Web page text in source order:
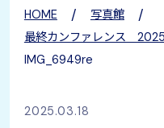
HOME / 写真館/
最終カンファレンス
IMG_6949re
2025.03.18